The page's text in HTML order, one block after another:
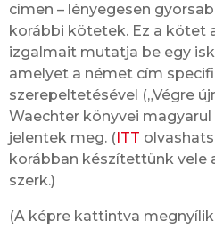
címen – lényegesen
korábbi kötetek. Ez a kötet
izgalmait mutatja be egy
amelyet a német cím
szerepeltetésével („Végre
Waechter könyvei
jelentek meg. (ITT
korábban készítettünk vele
szerk.)
(A képre kattintva